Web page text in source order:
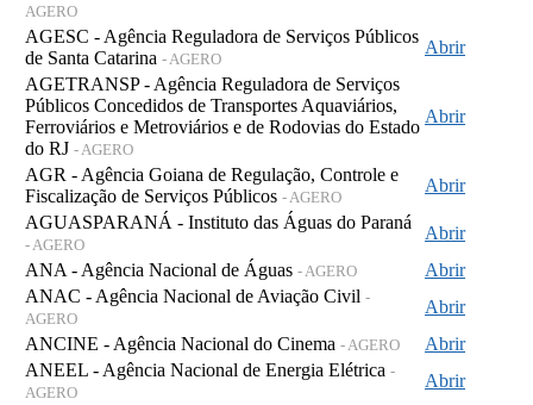
AGERO
AGESC - Agência Reguladora de Serviços Públicos
de Santa Catarina - AGERO
Abrir
AGETRANSP - Agência Reguladora de Serviços
Públicos Concedidos de Transportes Aquaviários,
Ferroviários e Metroviários e de Rodovias do Estado
do RJ - AGERO
Abrir
AGR - Agência Goiana de Regulação, Controle e
Fiscalização de Serviços Públicos - AGERO
Abrir
AGUASPARANÁ - Instituto das Águas do Paraná
- AGERO
Abrir
ANA - Agência Nacional de Águas - AGERO
Abrir
ANAC - Agência Nacional de Aviação Civil -
AGERO
Abrir
ANCINE - Agência Nacional do Cinema - AGERO
Abrir
ANEEL - Agência Nacional de Energia Elétrica -
AGERO
Abrir